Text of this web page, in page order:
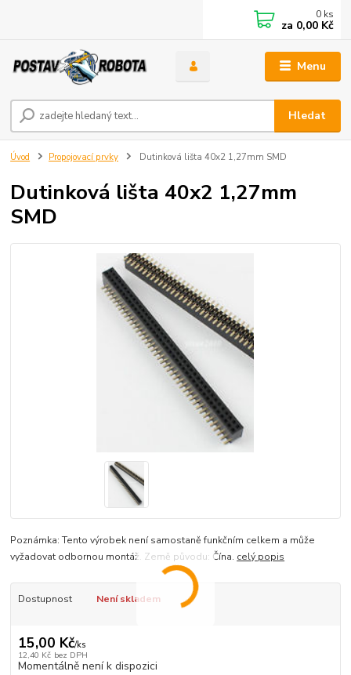
Menu
Hledat
0 ks
za 0,00 Kč
Úvod Propojovací prvky Dutinková lišta 40x2 1,27mm SMD
Dutinková lišta 40x2 1,27mm
SMD
Poznámka: Tento výrobek není samostaně funkčním celkem a může
vyžadovat odbornou montáž. Země původu: Čína. celý popis
Dostupnost Není skladem
15,00 Kč/ks
12,40 Kč bez DPH
Momentálně není k dispozici